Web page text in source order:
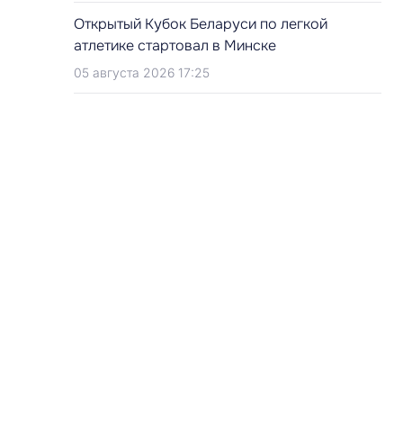
Открытый Кубок Беларуси по легкой
атлетике стартовал в Минске
05 августа 2026 17:25